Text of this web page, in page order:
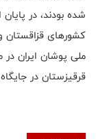
شده بودند، در
کشورهای قزاقستان و
ملی پوشان ایران
قرقیزستان در